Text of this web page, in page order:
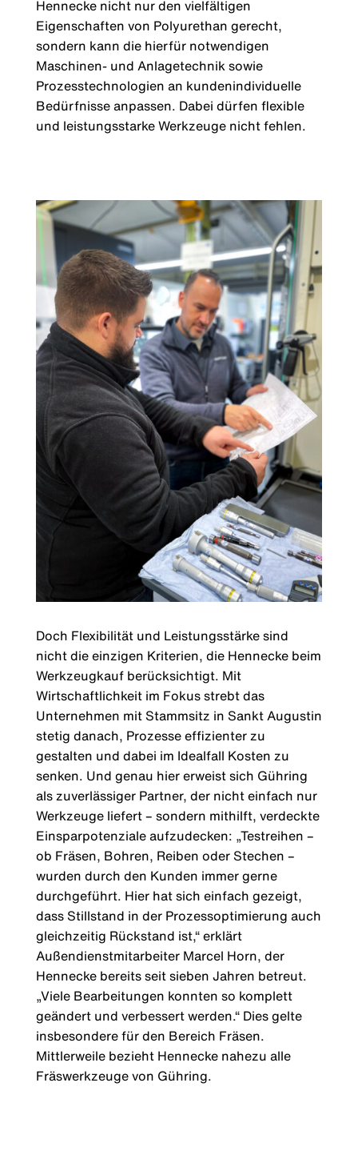
Hennecke nicht nur den vielfältigen
Eigenschaften von Polyurethan gerecht,
sondern kann die hierfür notwendigen
Maschinen- und Anlagetechnik sowie
Prozesstechnologien an kundenindividuelle
Bedürfnisse anpassen. Dabei dürfen flexible
und leistungsstarke Werkzeuge nicht fehlen.
Doch Flexibilität und Leistungsstärke sind
nicht die einzigen Kriterien, die Hennecke beim
Werkzeugkauf berücksichtigt. Mit
Wirtschaftlichkeit im Fokus strebt das
Unternehmen mit Stammsitz in Sankt Augustin
stetig danach, Prozesse effizienter zu
gestalten und dabei im Idealfall Kosten zu
senken. Und genau hier erweist sich Gühring
als zuverlässiger Partner, der nicht einfach nur
Werkzeuge liefert – sondern mithilft, verdeckte
Einsparpotenziale aufzudecken: „Testreihen –
ob Fräsen, Bohren, Reiben oder Stechen –
wurden durch den Kunden immer gerne
durchgeführt. Hier hat sich einfach gezeigt,
dass Stillstand in der Prozessoptimierung auch
gleichzeitig Rückstand ist,“ erklärt
Außendienstmitarbeiter Marcel Horn, der
Hennecke bereits seit sieben Jahren betreut.
„Viele Bearbeitungen konnten so komplett
geändert und verbessert werden.“ Dies gelte
insbesondere für den Bereich Fräsen.
Mittlerweile bezieht Hennecke nahezu alle
Fräswerkzeuge von Gühring.